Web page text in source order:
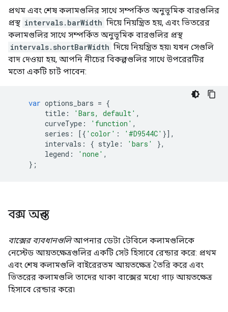
প্রথম এবং শেষ কলামগুলির সাথে সম্পর্কিত অনুভূমিক বারগুলির
প্রস্থ intervals.barWidth দিয়ে নিয়ন্ত্রিত হয়, এবং ভিতরের
কলামগুলির সাথে সম্পর্কিত অনুভূমিক বারগুলির প্রস্থ
intervals.shortBarWidth দিয়ে নিয়ন্ত্রিত হয়৷ যখন সেগুলি
বাদ দেওয়া হয়, আপনি নীচের বিকল্পগুলির সাথে উপরেরটির
মতো একটি চার্ট পাবেন:
var options_bars = {
title : 'Bars, default' ,
curveType : 'function' ,
series : [{ 'color' : '#D9544C' }],
intervals : { style : 'bars'
},
legend : 'none' ,
};
বক্স অন্তর
বাক্সের ব্যবধানগুলিআপনার ডেটা টেবিলে কলামগুলিকে
নেস্টেড আয়তক্ষেত্রগুলির একটি সেট হিসাবে রেন্ডার করে: প্রথম
এবং শেষ কলামগুলি বাইরেরতম আয়তক্ষেত্র তৈরি করে এবং
ভিতরের কলামগুলি তাদের থাকা বাক্সের মধ্যে গাঢ় আয়তক্ষেত্র
হিসাবে রেন্ডার করে৷